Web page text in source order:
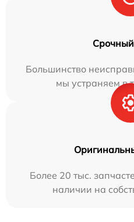
Большинство
мы устраняем в
Более 20 тыс.
наличии на